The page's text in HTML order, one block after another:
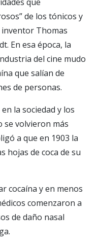
de los tónicos y
inventor Thomas
En esa época, la
del cine mudo
que salían de
de personas.
la sociedad y los
se volvieron más
a que en 1903 la
hojas de coca de su
cocaína y en menos
comenzaron a
de daño nasal